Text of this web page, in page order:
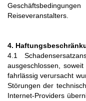
Reiseveranstalters.
4.
4.1
ausgeschlossen,
fahrlässig verursacht
Störungen der
Internet-Providers